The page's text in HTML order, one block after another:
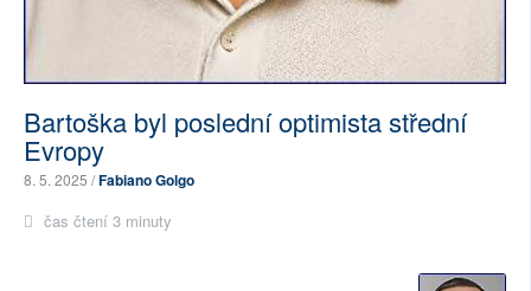
Bartoška byl poslední optimista střední
Evropy
8. 5. 2025 /Fabiano Golgo
čas čtení 3 minuty